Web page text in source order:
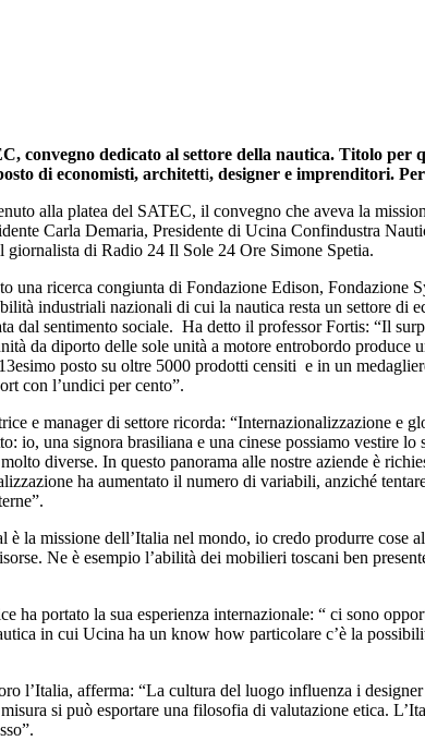
convegno dedicato al settore della nautica. Titolo per
di economisti, architetti, designer e imprenditori.
alla platea del SATEC, il convegno che aveva la
Carla Demaria, Presidente di Ucina Confindustra
di Radio 24 Il Sole 24 Ore Simone Spetia.
una ricerca congiunta di Fondazione Edison,
industriali nazionali di cui la nautica resta un settore di
dal sentimento sociale. Ha detto il professor Fortis: “Il
da diporto delle sole unità a motore entrobordo
posto su oltre 5000 prodotti censiti e in un
con l’undici per cento”.
e manager di settore ricorda: “Internazionalizzazione e
io, una signora brasiliana e una cinese possiamo vestire
diverse. In questo panorama alle nostre aziende è
ha aumentato il numero di variabili, anziché
la missione dell’Italia nel mondo, io credo produrre
Ne è esempio l’abilità dei mobilieri toscani ben
ha portato la sua esperienza internazionale: “ ci sono
in cui Ucina ha un know how particolare c’è la
l’Italia, afferma: “La cultura del luogo influenza i
si può esportare una filosofia di valutazione etica.